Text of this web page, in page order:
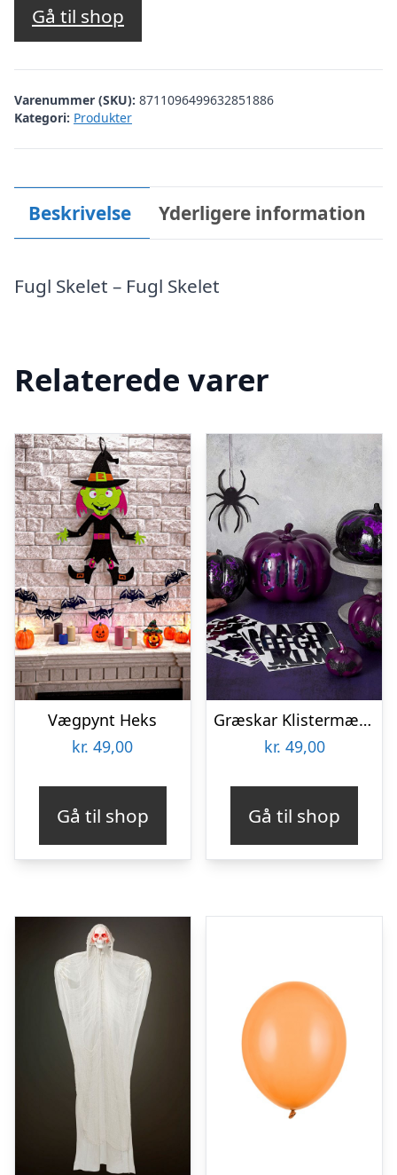
Gå til shop
Varenummer (SKU): 8711096499632851886
Kategori: Produkter
Beskrivelse Yderligere information
Fugl Skelet – Fugl Skelet
Relaterede varer
Vægpynt Heks
kr. 49,00
Gå til shop
Græskar Klistermærker
kr. 49,00
Gå til shop